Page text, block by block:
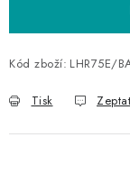
Kód zboží: LHR75E/
Tisk